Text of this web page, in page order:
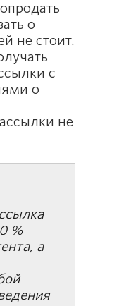
о
не стоит.
с
о
не
%
а